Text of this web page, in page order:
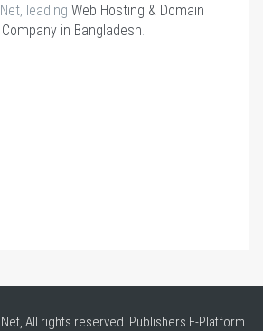
leading Web Hosting & Domain
in Bangladesh
All rights reserved. Publishers E-Platform